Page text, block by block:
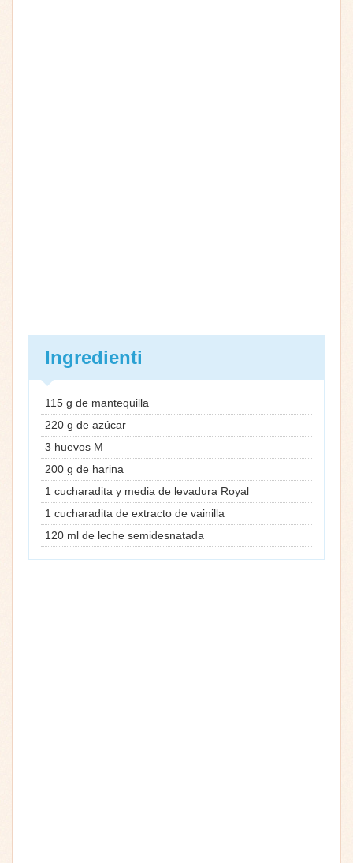
Ingredienti
115 g de mantequilla
220 g de azúcar
3 huevos M
200 g de harina
1 cucharadita y media de levadura Royal
1 cucharadita de extracto de vainilla
120 ml de leche semidesnatada